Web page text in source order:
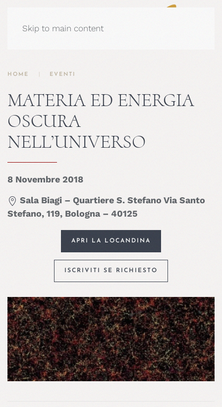
Skip to main content
HOME EVENTI
MATERIA ED ENERGIA
OSCURA
NELL’UNIVERSO
8 Novembre 2018
Sala Biagi – Quartiere S. Stefano Via Santo
Stefano, 119, Bologna – 40125
APRI LA LOCANDINA
ISCRIVITI SE RICHIESTO